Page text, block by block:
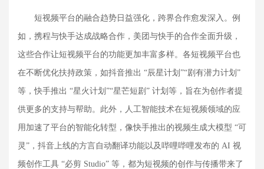
短视频平台的融合趋势日益强化，跨界合作愈发深入。例
如，携程与快手达成战略合作，美团与快手的合作全面升级，
这些合作让短视频平台的功能更加丰富多样。各短视频平台也
在不断优化扶持政策，如抖音推出 “辰星计划”“剧有潜力计划”
等，快手推出 “星火计划”“星芒短剧” 计划等，旨在为创作者提
供更多的支持与帮助。此外，人工智能技术在短视频领域的应
用加速了平台的智能化转型，像快手推出的视频生成大模型 “可
灵”，抖音上线的方言自动翻译功能以及哔哩哔哩发布的 AI 视
频创作工具 “必剪 Studio” 等，都为短视频的创作与传播带来了